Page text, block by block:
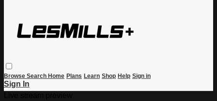
Browse Search Home Plans Learn Shop Help Sign in
Sign In